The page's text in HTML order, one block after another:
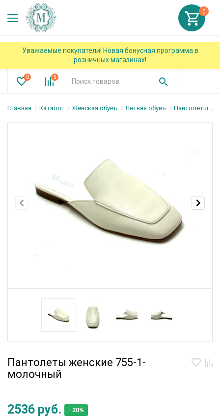
Уважаемые покупатели! Новая бонусная программа в
розничных магазинах!
0 5
0
Главная Каталог Женская обувь Летняя обувь Пантолеты
Пантолеты женские 755-1-
молочный
2536 руб. - 20%